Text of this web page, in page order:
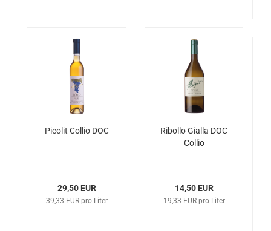
Pi­co­lit Col­lio DOC
29,50 EUR
39,33 EUR pro Liter
Ri­bol­lo Gi­al­la DOC
Col­lio
14,50 EUR
19,33 EUR pro Liter